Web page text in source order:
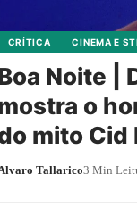
CRÍTICA CINEMA E
Noite |
o
mito Cid
Tallarico3 Min